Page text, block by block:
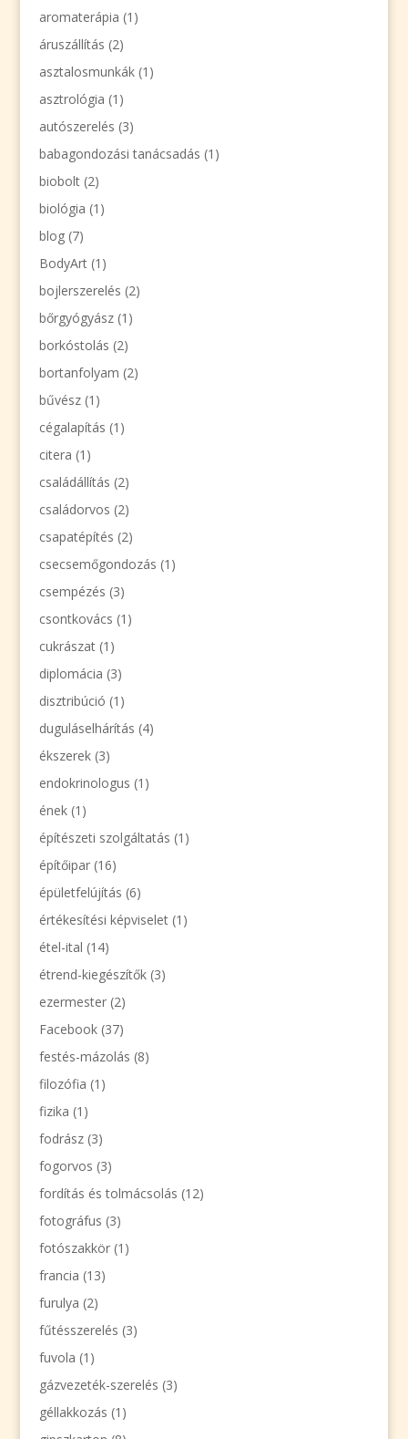
aromaterápia (1)
áruszállítás (2)
asztalosmunkák(1)
asztrológia (1)
autószerelés (3)
babagondozási tanácsadás (1)
biobolt(2)
biológia (1)
blog(7)
BodyArt(1)
bojlerszerelés (2)
bőrgyógyász(1)
borkóstolás (2)
bortanfolyam (2)
bűvész(1)
cégalapítás (1)
citera (1)
családállítás (2)
családorvos (2)
csapatépítés (2)
csecsemőgondozás (1)
csempézés (3)
csontkovács (1)
cukrászat(1)
diplomácia (3)
disztribúció (1)
duguláselhárítás (4)
ékszerek(3)
endokrinologus (1)
ének(1)
építészeti szolgáltatás (1)
építőipar(16)
épületfelújítás (6)
értékesítési képviselet(1)
étel-ital (14)
étrend-kiegészítők(3)
ezermester(2)
Facebook(37)
festés-mázolás (8)
filozófia (1)
fizika (1)
fodrász(3)
fogorvos (3)
fordítás és tolmácsolás (12)
fotográfus (3)
fotószakkör(1)
francia (13)
furulya (2)
fűtésszerelés (3)
fuvola (1)
gázvezeték-szerelés (3)
géllakkozás (1)